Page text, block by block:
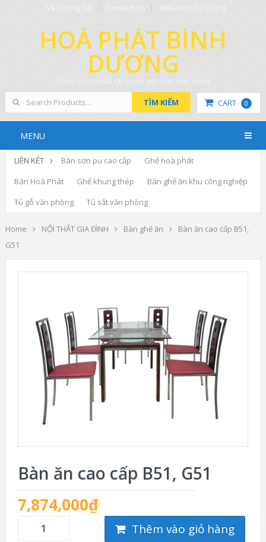
Về Chúng Tôi Contact Us Điều Kiện Sử Dụng
HOÀ PHÁT BÌNH
DƯƠNG
CÔNG TY CỔ PHẦN XÂY DỰNG NỘI THẤT TIẾN THỊNH
CART 0
TÌM KIẾM
MENU
LIÊN KẾT Bàn sơn pu cao cấp
Ghế hoà phát
Bàn Hoà Phát
Ghế khung thép
Bàn ghế ăn khu công nghiệp
Tủ gỗ văn phòng
Tủ sắt văn phòng
Home NỘI THẤT GIA ĐÌNH Bàn ghế ăn
Bàn ăn cao cấp B51,
G51
Bàn ăn cao cấp B51, G51
7,874,000₫
Thêm vào giỏ hàng